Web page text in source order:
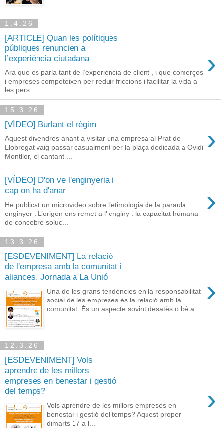
1.4.26
[ARTICLE] Quan les polítiques
públiques renuncien a
l’experiència ciutadana
›
Ara que es parla tant de l’experiència de client , i que comerços
i empreses competeixen per reduir friccions i facilitar la vida a
les pers...
15.3.26
[VÍDEO] Burlant el règim ›
Aquest divendres anant a visitar una empresa al Prat de
Llobregat vaig passar casualment per la plaça dedicada a Ovidi
Montllor, el cantant ...
[VÍDEO] D'on ve l'enginyeria i
cap on ha d'anar
›
He publicat un microvídeo sobre l’etimologia de la paraula
enginyer . L’origen ens remet a l’ enginy : la capacitat humana
de concebre soluc...
13.3.26
[ESDEVENIMENT] La relació
de l'empresa amb la comunitat i
aliances. Jornada a La Unió
›
Una de les grans tendències en la responsabilitat
social de les empreses és la relació amb la
comunitat. És un aspecte sovint desatès o bé a...
12.3.26
[ESDEVENIMENT] Vols
aprendre de les millors
empreses en benestar i gestió
del temps?
›
Vols aprendre de les millors empreses en
benestar i gestió del temps? Aquest proper
dimarts 17 a l...